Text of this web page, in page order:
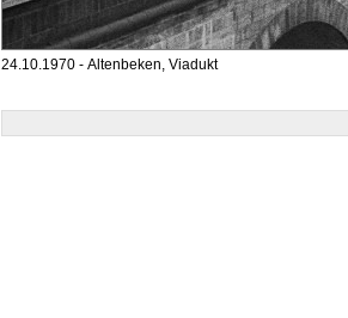
24.10.1970 - Altenbeken, Viadukt